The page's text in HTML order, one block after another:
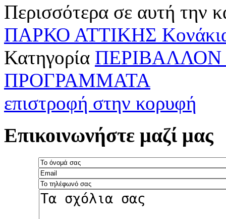
Περισσότερα σε αυτή την
ΠΑΡΚΟ ΑΤΤΙΚΗΣ
Κατηγορία ΠΕΡΙΒΑΛΛΟΝ
ΠΡΟΓΡΑΜΜΑΤΑ
επιστροφή στην κορυφή
Επικοινωνήστε μαζί μας